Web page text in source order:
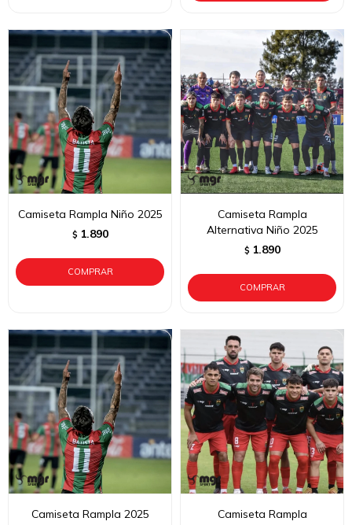
Camiseta Rampla Niño 2025
$ 1.890
Camiseta Rampla
Alternativa Niño 2025
$ 1.890
Camiseta Rampla 2025
Camiseta Rampla